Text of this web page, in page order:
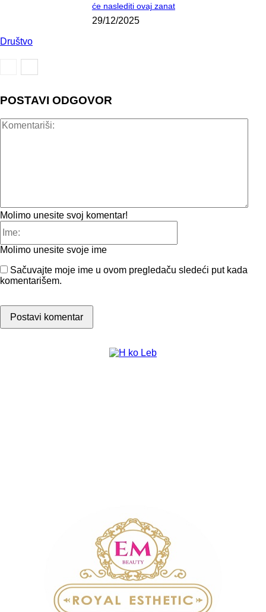
Društvo
će naslediti ovaj zanat
29/12/2025
POSTAVI ODGOVOR
Molimo unesite svoj komentar!
Molimo unesite svoje ime
Sačuvajte moje ime u ovom pregledaču sledeći put kada
komentarišem.